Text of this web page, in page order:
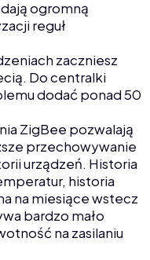
ogromną
reguł
zaczniesz
Do centralki
dodać ponad 50
ZigBee pozwalają
przechowywanie
urządzeń. Historia
historia
na miesiące wstecz
bardzo mało
na zasilaniu